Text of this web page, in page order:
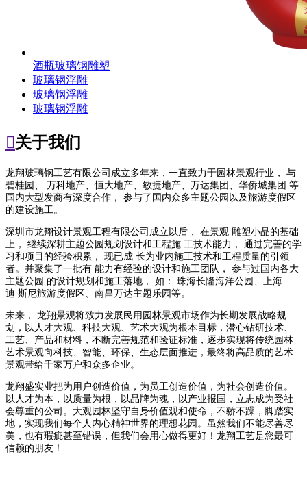
酒瓶玻璃钢雕塑
玻璃钢浮雕
玻璃钢浮雕
玻璃钢浮雕
关于我们
龙翔玻璃钢工艺有限公司成立多年来，一直致力于园林景观行业， 与
碧桂园、 万科地产、恒大地产、敏捷地产、万达集团、华侨城集团 等
国内大型发商有深度合作， 参与了国内众多主题公园以及旅游度假区
的建设施工。
深圳市龙翔设计景观工程有限公司成立以后， 在景观 雕塑小品的基础
上， 继续深耕主题公园规划设计和工程施 工技术能力， 通过完善的学
习和项目的经验积累， 现已成 长为业内施工技术和工程质量的引领
者。并聚集了一批有 能力有经验的设计和施工团队， 参与过国内各大
主题公园 的设计规划和施工落地， 如： 珠海长隆海洋公园、上海
迪 斯尼旅游度假区、南昌万达主题乐园等。
未来， 龙翔景观将致力发展民用园林景观市场作为长期发展战略规
划，以人才大观、科技大观、艺术大观为根本目标，潜心钻研技术、
工艺、产品和材料，不断完善规范和验证标准，逐步实现将传统园林
艺术景观向科技、智能、环保、生态层面推进，最终将高品质的艺术
景观带给千家万户和众多企业。
龙翔盛实业把为用户创造价值，为员工创造价值，为社会创造价值。
以人才为本，以质量为根，以品牌为魂，以产业报国，立志成为受社
会尊重的公司。大观园林坚守自身价值观和使命，不骄不躁，脚踏实
地，实现我们每个人内心精神世界的理想花园。虽然我们不能尽善尽
美，也有瑕疵甚至错误，但我们会用心做得更好！龙翔工艺是您最可
信赖的朋友！